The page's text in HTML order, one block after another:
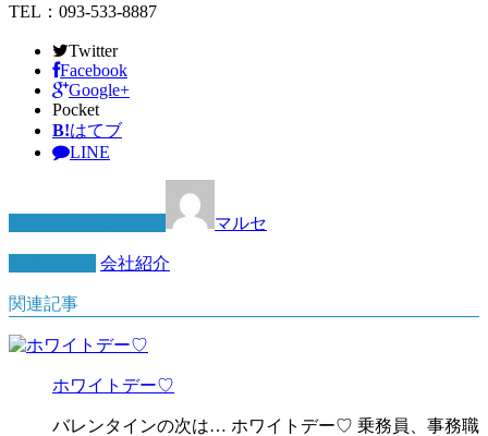
TEL：093-533-8887
Twitter
Facebook
Google+
Pocket
B!はてブ
LINE
マルセ
会社紹介
関連記事
ホワイトデー♡
バレンタインの次は… ホワイトデー♡ 乗務員、事務職